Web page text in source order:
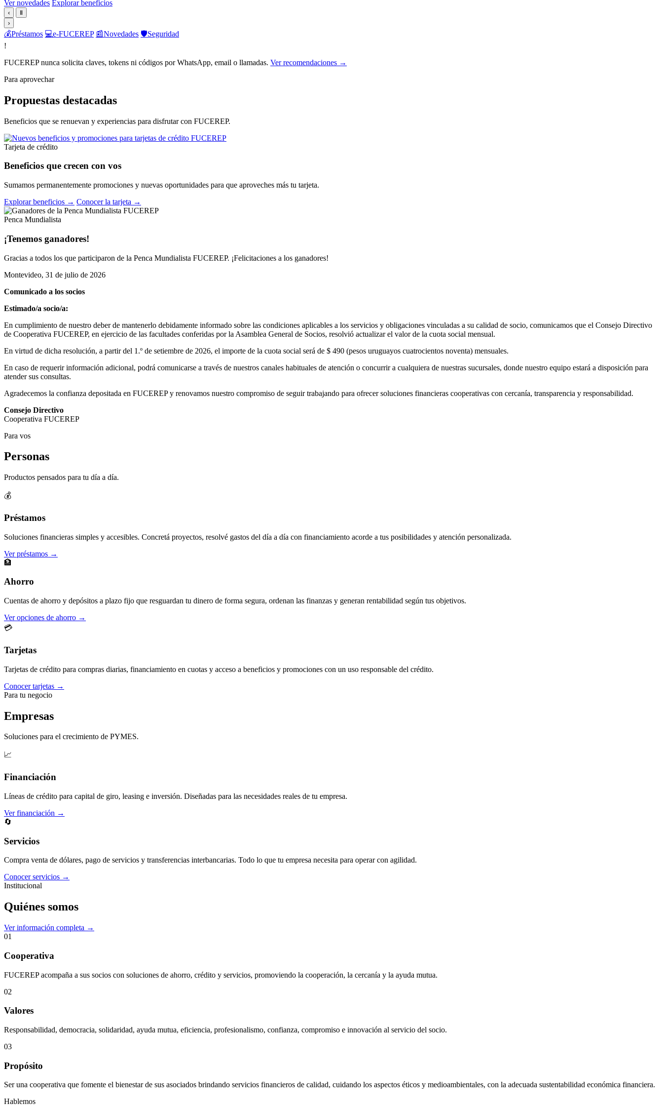
Ver novedades Explorar beneficios
‹
Ⅱ
›
💰Préstamos 💻e-FUCEREP 📰Novedades 🛡️Seguridad
!
FUCEREP nunca solicita claves, tokens ni códigos por WhatsApp, email o llamadas. Ver recomendaciones →
Para aprovechar
Propuestas destacadas
Beneficios que se renuevan y experiencias para disfrutar con FUCEREP.
Tarjeta de crédito
Beneficios que crecen con vos
Sumamos permanentemente promociones y nuevas oportunidades para que aproveches más tu tarjeta.
Explorar beneficios → Conocer la tarjeta →
Penca Mundialista
¡Tenemos ganadores!
Gracias a todos los que participaron de la Penca Mundialista FUCEREP. ¡Felicitaciones a los ganadores!
Montevideo, 31 de julio de 2026
Comunicado a los socios
Estimado/a socio/a:
En cumplimiento de nuestro deber de mantenerlo debidamente informado sobre las condiciones aplicables a los servicios y obligaciones vinculadas a su calidad de socio, comunicamos que el Consejo Directivo
de Cooperativa FUCEREP, en ejercicio de las facultades conferidas por la Asamblea General de Socios, resolvió actualizar el valor de la cuota social mensual.
En virtud de dicha resolución, a partir del 1.º de setiembre de 2026, el importe de la cuota social será de $ 490 (pesos uruguayos cuatrocientos noventa) mensuales.
En caso de requerir información adicional, podrá comunicarse a través de nuestros canales habituales de atención o concurrir a cualquiera de nuestras sucursales, donde nuestro equipo estará a disposición para
atender sus consultas.
Agradecemos la confianza depositada en FUCEREP y renovamos nuestro compromiso de seguir trabajando para ofrecer soluciones financieras cooperativas con cercanía, transparencia y responsabilidad.
Consejo Directivo
Cooperativa FUCEREP
Para vos
Personas
Productos pensados para tu día a día.
💰
Préstamos
Soluciones financieras simples y accesibles. Concretá proyectos, resolvé gastos del día a día con financiamiento acorde a tus posibilidades y atención personalizada.
Ver préstamos →
🏦
Ahorro
Cuentas de ahorro y depósitos a plazo fijo que resguardan tu dinero de forma segura, ordenan las finanzas y generan rentabilidad según tus objetivos.
Ver opciones de ahorro →
💳
Tarjetas
Tarjetas de crédito para compras diarias, financiamiento en cuotas y acceso a beneficios y promociones con un uso responsable del crédito.
Conocer tarjetas →
Para tu negocio
Empresas
Soluciones para el crecimiento de PYMES.
📈
Financiación
Líneas de crédito para capital de giro, leasing e inversión. Diseñadas para las necesidades reales de tu empresa.
Ver financiación →
🔄
Servicios
Compra venta de dólares, pago de servicios y transferencias interbancarias. Todo lo que tu empresa necesita para operar con agilidad.
Conocer servicios →
Institucional
Quiénes somos
Ver información completa →
01
Cooperativa
FUCEREP acompaña a sus socios con soluciones de ahorro, crédito y servicios, promoviendo la cooperación, la cercanía y la ayuda mutua.
02
Valores
Responsabilidad, democracia, solidaridad, ayuda mutua, eficiencia, profesionalismo, confianza, compromiso e innovación al servicio del socio.
03
Propósito
Ser una cooperativa que fomente el bienestar de sus asociados brindando servicios financieros de calidad, cuidando los aspectos éticos y medioambientales, con la adecuada sustentabilidad económica financiera.
Hablemos